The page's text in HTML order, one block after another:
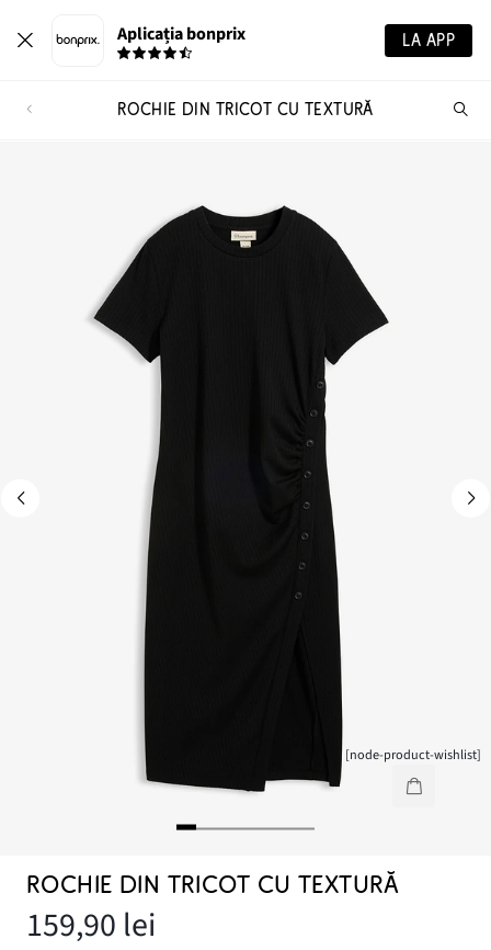
Aplicația bonprix LA APP
ROCHIE DIN TRICOT CU TEXTURĂ
[node-product-wishlist]
ROCHIE DIN TRICOT CU TEXTURĂ
159,90 lei